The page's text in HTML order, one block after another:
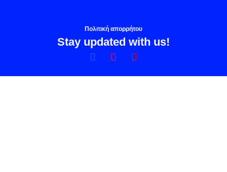
Πολιτική απορρήτου
Stay updated with us!